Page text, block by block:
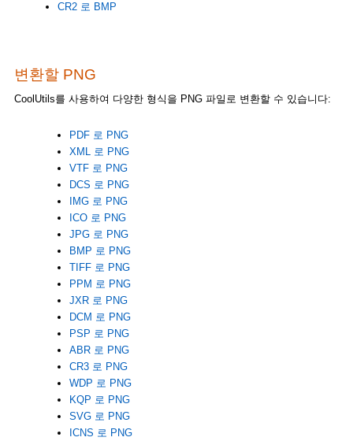
CR2 로 BMP
변환할 PNG
CoolUtils를 사용하여 다양한 형식을 PNG 파일로 변환할 수 있습니다:
PDF 로 PNG
XML 로 PNG
VTF 로 PNG
DCS 로 PNG
IMG 로 PNG
ICO 로 PNG
JPG 로 PNG
BMP 로 PNG
TIFF 로 PNG
PPM 로 PNG
JXR 로 PNG
DCM 로 PNG
PSP 로 PNG
ABR 로 PNG
CR3 로 PNG
WDP 로 PNG
KQP 로 PNG
SVG 로 PNG
ICNS 로 PNG